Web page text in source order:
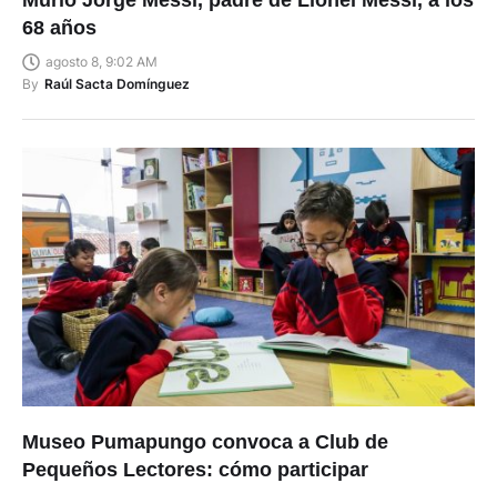
68 años
agosto 8, 9:02 AM
By Raúl Sacta Domínguez
Museo Pumapungo convoca a Club de
Pequeños Lectores: cómo participar